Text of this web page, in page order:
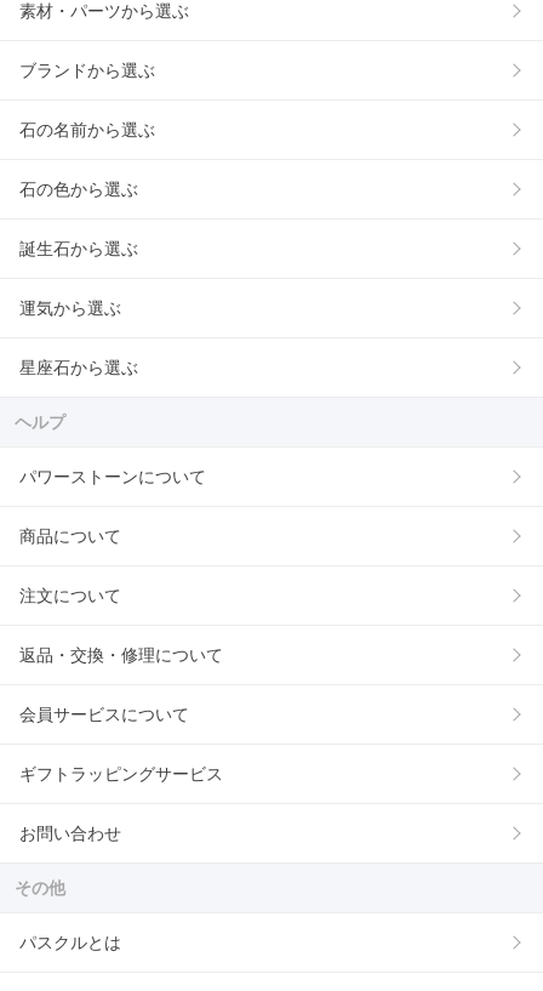
素材・パーツから選ぶ
ブランドから選ぶ
石の名前から選ぶ
石の色から選ぶ
誕生石から選ぶ
運気から選ぶ
星座石から選ぶ
ヘルプ
パワーストーンについて
商品について
注文について
返品・交換・修理について
会員サービスについて
ギフトラッピングサービス
お問い合わせ
その他
パスクルとは